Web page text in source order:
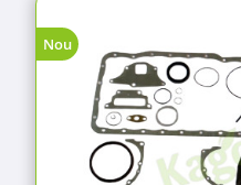
Nou